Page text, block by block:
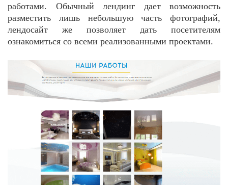
работами. Обычный лендинг дает возможность
разместить лишь небольшую часть фотографий,
лендосайт же позволяет дать посетителям
ознакомиться со всеми реализованными проектами.